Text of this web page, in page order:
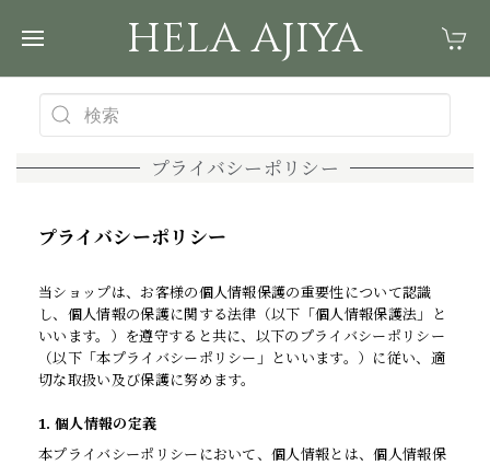
HELA AJIYA
プライバシーポリシー
プライバシーポリシー
当ショップは、お客様の個人情報保護の重要性について認識
し、個人情報の保護に関する法律（以下「個人情報保護法」と
いいます。）を遵守すると共に、以下のプライバシーポリシー
（以下「本プライバシーポリシー」といいます。）に従い、適
切な取扱い及び保護に努めます。
1. 個人情報の定義
本プライバシーポリシーにおいて、個人情報とは、個人情報保